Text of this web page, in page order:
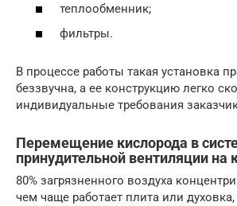
теплообменник;
фильтры.
В процессе работы такая установка
беззвучна, а ее конструкцию легко
индивидуальные требования
Перемещение кислорода в
принудительной вентиляции на
80% загрязненного воздуха
чем чаще работает плита или